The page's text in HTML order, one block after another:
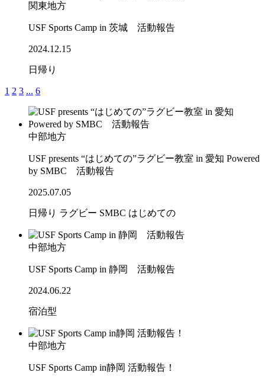
関東地方
USF Sports Camp in 茨城 活動報告
2024.12.15
日帰り
1 2 3 ... 6
中部地方
USF presents “はじめての”ラグビー教室 in 愛知 Powered
by SMBC 活動報告
2025.07.05
日帰り ラグビー SMBC はじめての
中部地方
USF Sports Camp in 静岡 活動報告
2024.06.22
宿泊型
中部地方
USF Sports Camp in静岡 活動報告！